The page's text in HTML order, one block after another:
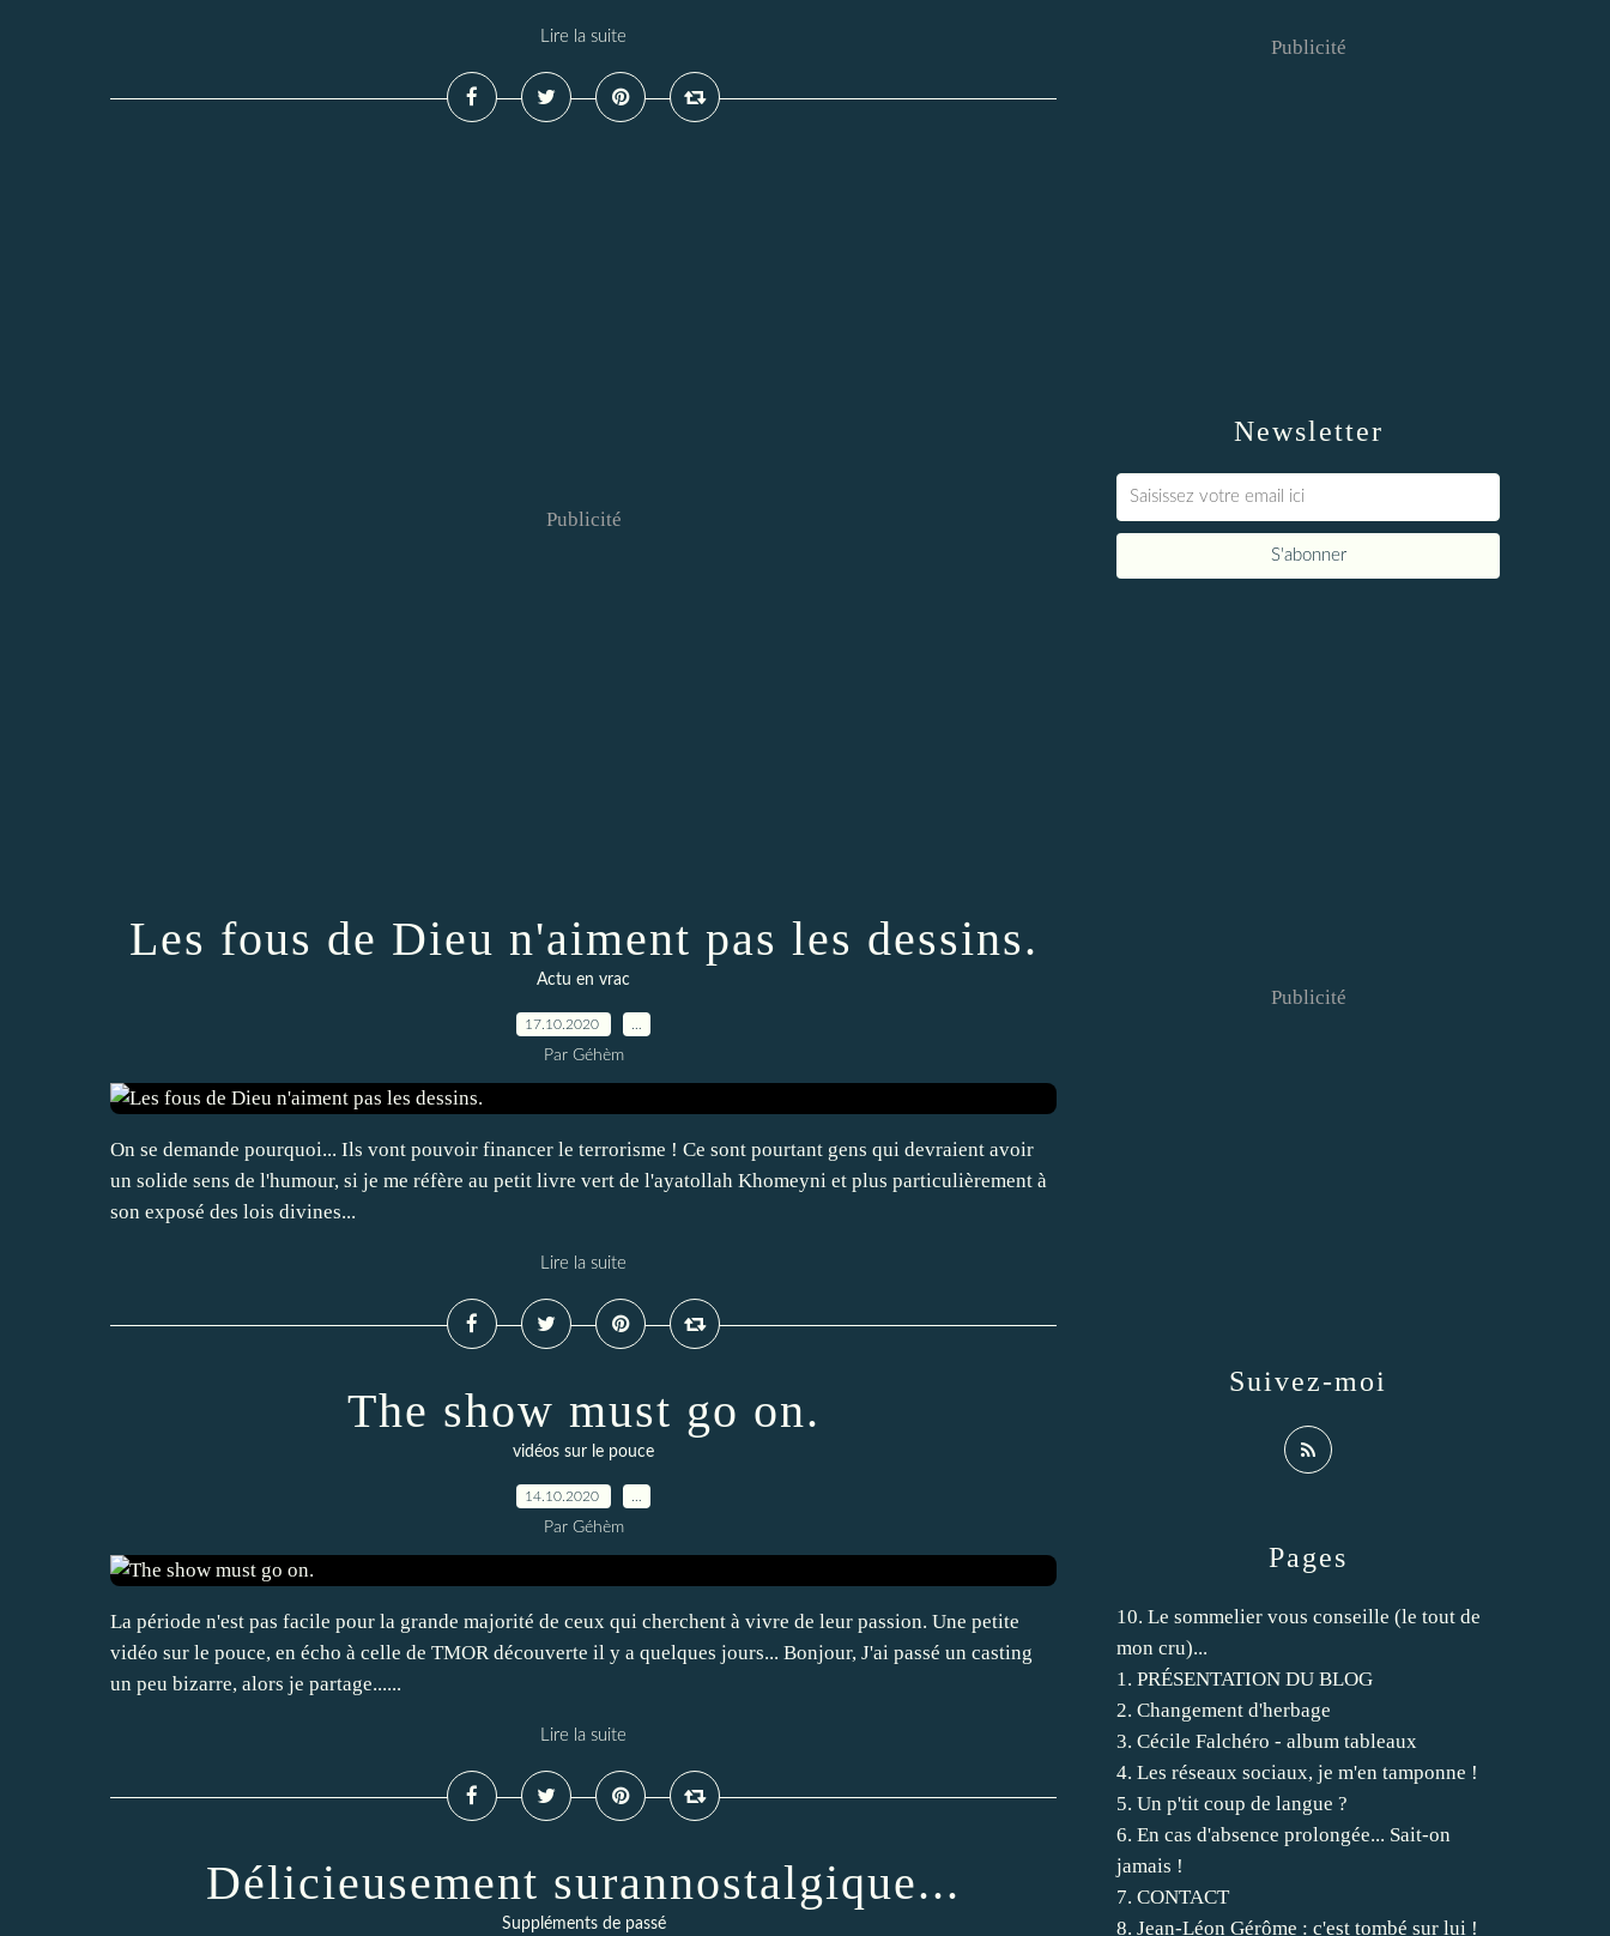
Lire la suite
Publicité
Les fous de Dieu n'aiment pas les dessins.
Actu en vrac
17.10.2020
Par Géhèm
On se demande pourquoi... Ils vont pouvoir financer le terrorisme ! Ce sont pourtant gens qui devraient avoir
un solide sens de l'humour, si je me réfère au petit livre vert de l'ayatollah Khomeyni et plus particulièrement à
son exposé des lois divines...
Lire la suite
The show must go on.
vidéos sur le pouce
14.10.2020
Par Géhèm
La période n'est pas facile pour la grande majorité de ceux qui cherchent à vivre de leur passion. Une petite
vidéo sur le pouce, en écho à celle de TMOR découverte il y a quelques jours... Bonjour, J'ai passé un casting
un peu bizarre, alors je partage......
Lire la suite
Délicieusement surannostalgique...
Suppléments de passé
Newsletter
Publicité
Pages
10. Le sommelier vous conseille (le tout de
mon cru)...
1. PRÉSENTATION DU BLOG
2. Changement d'herbage
3. Cécile Falchéro - album tableaux
4. Les réseaux sociaux, je m'en tamponne !
5. Un p'tit coup de langue ?
6. En cas d'absence prolongée... Sait-on
jamais !
7. CONTACT
8. Jean-Léon Gérôme : c'est tombé sur lui !
Suivez-moi
Publicité